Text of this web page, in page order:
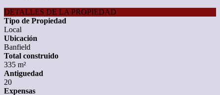
DETALLES DE LA PROPIEDAD
Tipo de Propiedad
Local
Ubicación
Banfield
Total construido
335 m²
Antiguedad
20
Expensas